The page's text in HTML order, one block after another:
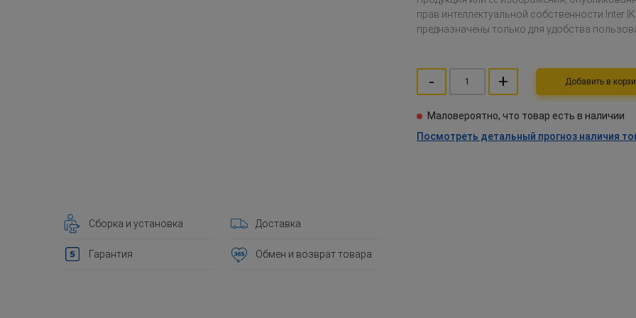
прав интеллектуальной собственности Inter
предназначены только для удобства
- + Добавить в
Маловероятно, что товар есть в наличии
Посмотреть детальный прогноз наличия
Сборка и установка Доставка
Гарантия Обмен и возврат товара